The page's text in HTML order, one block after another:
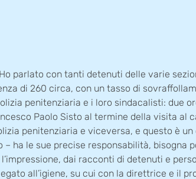
parlato con tanti detenuti delle varie
di 260 circa, con un tasso di
penitenziaria e i loro sindacalisti: due
Paolo Sisto al termine della visita al
penitenziaria e viceversa, e questo è
ha le sue precise responsabilità, bisogna
dai racconti di detenuti e
all’igiene, su cui con la direttrice e il